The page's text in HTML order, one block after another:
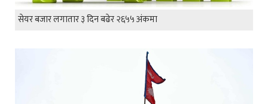
सेयर बजार लगातार ३ दिन बढेर २६५५ अंकमा